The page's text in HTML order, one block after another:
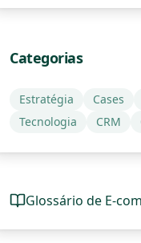
Categorias
Estratégia Cases
Tecnologia
CRM
Glossário de E-